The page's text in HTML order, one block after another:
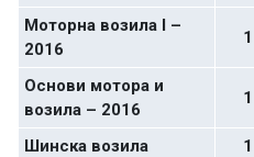
Моторна возила I –
2016
1
Основи мотора и
возила – 2016
1
Шинска возила 1